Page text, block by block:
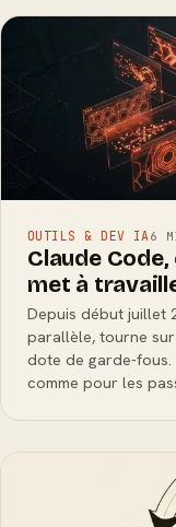
OUTILS & DEV IA6
Claude
met à
Depuis début juillet
parallèle, tourne
dote de garde-
comme pour les